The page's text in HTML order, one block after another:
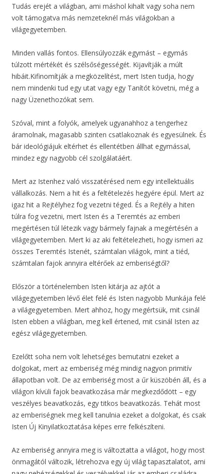
Tudás erejét a világban, ami máshol kihalt vagy soha nem
volt támogatva más nemzeteknél más világokban a
világegyetemben.
Minden vallás fontos. Ellensúlyozzák egymást – egymás
túlzott mértékét és szélsőségességét. Kijavítják a múlt
hibáit.Kifinomítják a megközelítést, mert Isten tudja, hogy
nem mindenki tud egy utat vagy egy Tanítót követni, még a
nagy Üzenethozókat sem.
Szóval, mint a folyók, amelyek ugyanahhoz a tengerhez
áramolnak, magasabb szinten csatlakoznak és egyesülnek. És
bár ideológiájuk eltérhet és ellentétben állhat egymással,
mindez egy nagyobb cél szolgálatáért.
Mert az Istenhez való visszatérésed nem egy intellektuális
vállalkozás. Nem a hit és a feltételezés hegyére épül. Mert az
igaz hit a Rejtélyhez fog vezetni téged. És a Rejtély a hiten
túlra fog vezetni, mert Isten és a Teremtés az emberi
megértésen túl létezik vagy bármely fajnak a megértésén a
világegyetemben. Mert ki az aki feltételezheti, hogy ismeri az
összes Teremtés Istenét, számtalan világok, mint a tiéd,
számtalan fajok annyira eltérőek az emberiségtől?
Először a történelemben Isten kitárja az ajtót a
világegyetemben lévő élet felé és Isten nagyobb Munkája felé
a világegyetemben. Mert ahhoz, hogy megértsük, mit csinál
Isten ebben a világban, meg kell értened, mit csinál Isten az
egész világegyetemben.
Ezelőtt soha nem volt lehetséges bemutatni ezeket a
dolgokat, mert az emberiség még mindig nagyon primitív
állapotban volt. De az emberiség most a űr küszöbén áll, és a
világon kívüli fajok beavatkozása már megkezdődött – egy
veszélyes beavatkozás, egy titkos beavatkozás. Tehát most
az emberiségnek meg kell tanulnia ezeket a dolgokat, és csak
Isten Új Kinyilatkoztatása képes erre felkészíteni.
Az emberiség annyira meg is változtatta a világot, hogy most
önmagától változik, létrehozva egy új világ tapasztalatot, ami